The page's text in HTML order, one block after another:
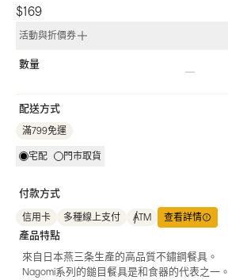
$169
活動與折價券
數量
配送方式
滿799免運
宅配 門市取貨
付款方式
信用卡 多種線上支付 ATM 查看詳情
產品特點
來自日本燕三条生產的高品質不鏽鋼餐具。
Nagomi系列的鎚目餐具是和食器的代表之一。